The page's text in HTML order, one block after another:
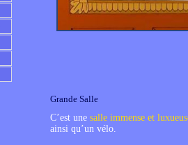
Grande Salle
C’est une salle immense et
ainsi qu’un vélo.